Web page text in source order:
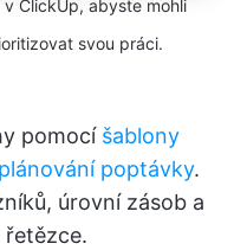
ClickUp, abyste mohli
svou práci.
pomocí šablony
poptávky.
úrovní zásob a